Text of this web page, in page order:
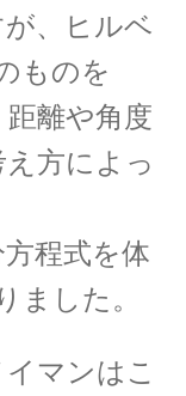
定（幾何
人】
ベル
3日 ～1922年
した発明家 —
、
ヒルベ
ものを
距離や角度
方によっ
程式を体
ました。
マンはこ